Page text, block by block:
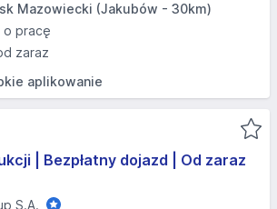
Mazowiecki (Jakubów - 30km)
o pracę
zaraz
aplikowanie
| Bezpłatny dojazd | Od zaraz
S.A.